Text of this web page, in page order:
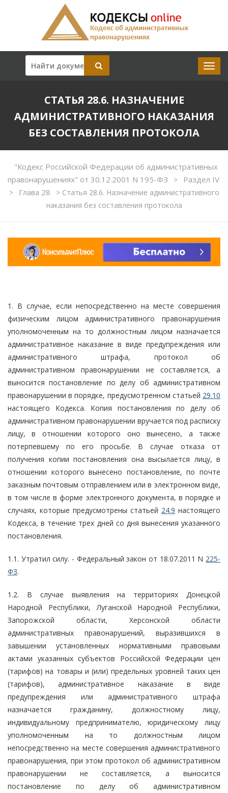
СТАТЬЯ 28.6. НАЗНАЧЕНИЕ
АДМИНИСТРАТИВНОГО НАКАЗАНИЯ
БЕЗ СОСТАВЛЕНИЯ ПРОТОКОЛА
"Кодекс Российской Федерации об административных
правонарушениях" от 30.12.2001 N 195-ФЗ
> Раздел IV
> Глава 28 >Статья 28.6. Назначение административного
наказания без составления протокола
1. В случае, если непосредственно на месте совершения
физическим лицом административного правонарушения
уполномоченным на то должностным лицом назначается
административное наказание в виде предупреждения или
административного штрафа, протокол об
административном правонарушении не составляется, а
выносится постановление по делу об административном
правонарушении в порядке, предусмотренном статьей 29.10
настоящего Кодекса. Копия постановления по делу об
административном правонарушении вручается под расписку
лицу, в отношении которого оно вынесено, а также
потерпевшему по его просьбе. В случае отказа от
получения копии постановления она высылается лицу, в
отношении которого вынесено постановление, по почте
заказным почтовым отправлением или в электронном виде,
в том числе в форме электронного документа, в порядке и
случаях, которые предусмотрены статьей 24.9 настоящего
Кодекса, в течение трех дней со дня вынесения указанного
постановления.
1.1. Утратил силу. - Федеральный закон от 18.07.2011 N 225-
ФЗ.
1.2. В случае выявления на территориях Донецкой
Народной Республики, Луганской Народной Республики,
Запорожской области, Херсонской области
административных правонарушений, выразившихся в
завышении установленных нормативными правовыми
актами указанных субъектов Российской Федерации цен
(тарифов) на товары и (или) предельных уровней таких цен
(тарифов), административное наказание в виде
предупреждения или административного штрафа
назначается гражданину, должностному лицу,
индивидуальному предпринимателю, юридическому лицу
уполномоченным на то должностным лицом
непосредственно на месте совершения административного
правонарушения, при этом протокол об административном
правонарушении не составляется, а выносится
постановление по делу об административном